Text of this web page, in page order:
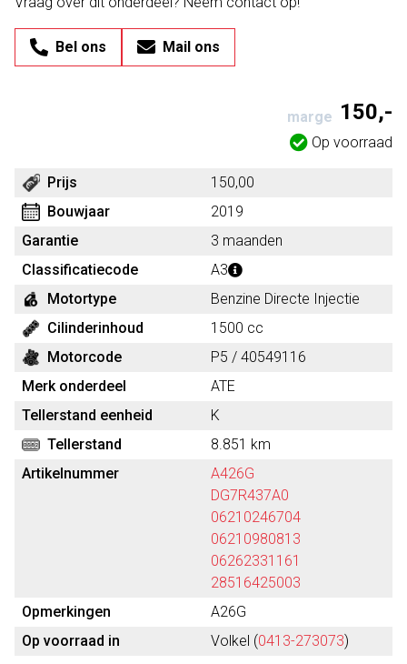
Bel ons Mail ons
marge 150,-
Op voorraad
Prijs
150,00
Bouwjaar
2019
Garantie
3 maanden
Classificatiecode
A3
Motortype
Benzine Directe Injectie
Cilinderinhoud
1500 cc
Motorcode
P5 / 40549116
Merk onderdeel
ATE
Tellerstand eenheid
K
Tellerstand
8.851 km
Artikelnummer
A426G
DG7R437A0
06210246704
06210980813
06262331161
28516425003
Opmerkingen
A26G
Op voorraad in
Volkel (0413-273073)